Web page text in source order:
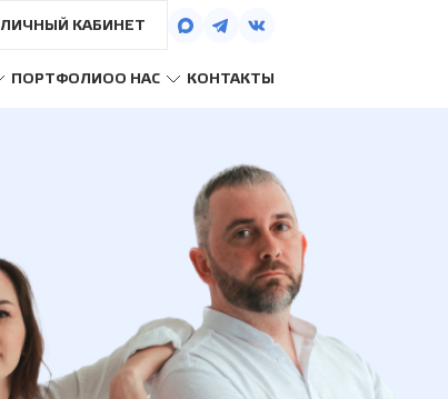
ЛИЧНЫЙ КАБИНЕТ
ПОРТФОЛИОО НАС КОНТАКТЫ